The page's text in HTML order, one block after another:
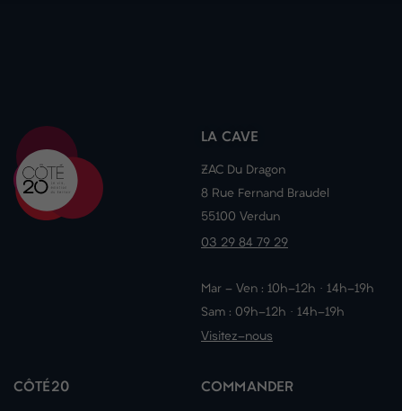
LA CAVE
ZAC Du Dragon
8 Rue Fernand Braudel
55100 Verdun
03 29 84 79 29
Mar - Ven : 10h-12h · 14h-19h
Sam : 09h-12h · 14h-19h
Visitez-nous
CÔTÉ20 COMMANDER